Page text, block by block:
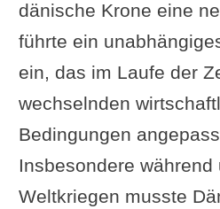
dänische Krone eine
führte ein
ein, das im Laufe der
wechselnden
Bedingungen
Insbesondere während
Weltkriegen musste